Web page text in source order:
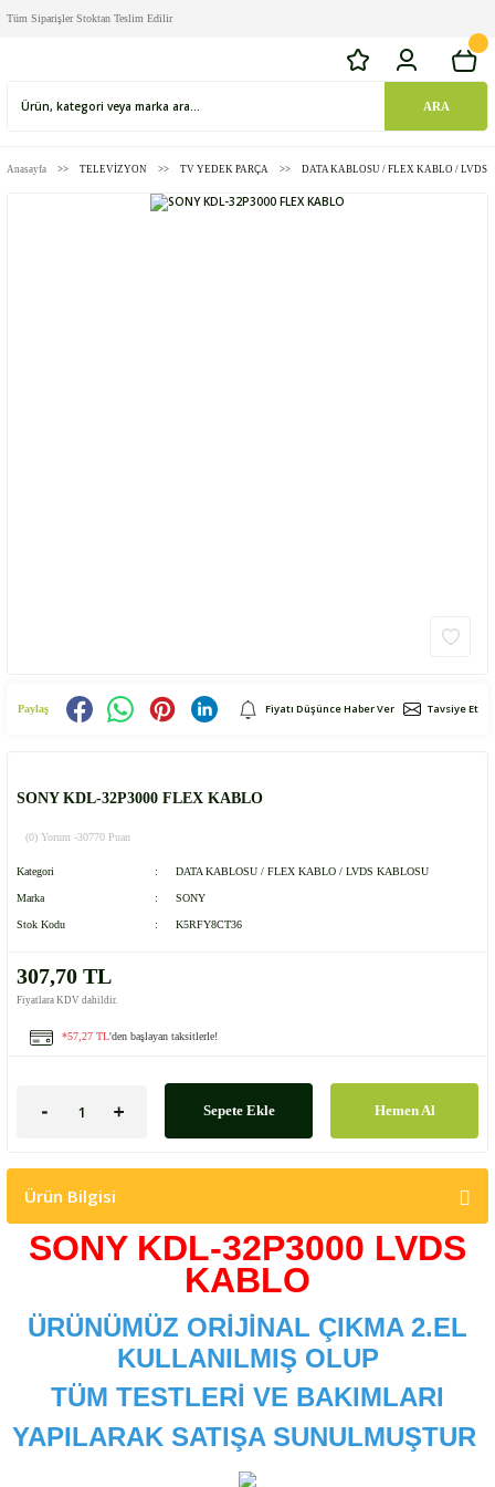
Tüm Siparişler Stoktan Teslim Edilir
ARA
Anasayfa TELEVİZYON TV YEDEK PARÇA DATA KABLOSU / FLEX KABLO / LVDS
Paylaş Fiyatı Düşünce Haber Ver Tavsiye Et
SONY KDL-32P3000 FLEX KABLO
(0) Yorum -30770 Puan
Kategori DATA KABLOSU / FLEX KABLO / LVDS KABLOSU
Marka SONY
Stok Kodu K5RFY8CT36
307,70 TL
Fiyatlara KDV dahildir.
*57,27 TL'den başlayan taksitlerle!
Sepete Ekle Hemen Al
Ürün Bilgisi
SONY KDL-32P3000 LVDS
KABLO
ÜRÜNÜMÜZ ORİJİNAL ÇIKMA 2.EL
KULLANILMIŞ OLUP
TÜM TESTLERİ VE BAKIMLARI
YAPILARAK SATIŞA SUNULMUŞTUR